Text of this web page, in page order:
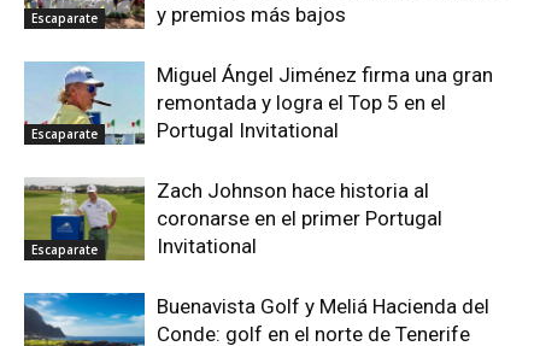
Escaparate
y premios más bajos
Escaparate
Miguel Ángel Jiménez firma una gran
remontada y logra el Top 5 en el
Portugal Invitational
Escaparate
Zach Johnson hace historia al
coronarse en el primer Portugal
Invitational
Buenavista Golf y Meliá Hacienda del
Conde: golf en el norte de Tenerife